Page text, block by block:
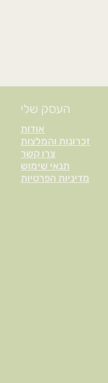
אודות
זכרונות והמלצות
צרו קשר
תנאי שימוש
מדיניות הפרטיות
העסק שלי